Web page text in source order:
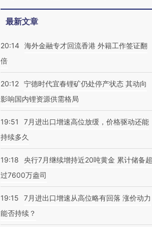
最新文章
20:14 海外金融专才回流香港 外籍工作签证翻
倍
20:12 宁德时代宜春锂矿仍处停产状态 其动向
影响国内锂资源供需格局
19:51
7月进出口增速高位放缓，价格驱动还能
持续多久
19:18
央行7月继续增持近20吨黄金 累计储备超
过7600万盎司
19:15
7月进出口增速从高位略有回落 涨价动力
能否持续？